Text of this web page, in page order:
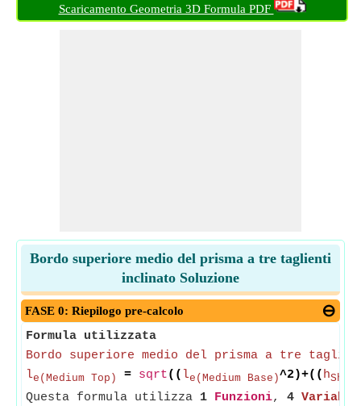
Scaricamento Geometria 3D Formula PDF
Bordo superiore medio del prisma a tre taglienti
inclinato Soluzione
FASE 0: Riepilogo pre-calcolo
Formula utilizzata
Bordo superiore medio del prisma a tre
le(Medium Top) = sqrt(( le(Medium Base)^2)+(( h
Questa formula utilizza 1 Funzioni, 4